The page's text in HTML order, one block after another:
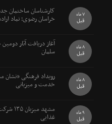
کارشناسان ساختمان
خراسان رضوی؛ نماد 7 ماه
قبل
آغاز دریافت آثار
سلمان 8 ماه
قبل
رویداد فرهنگی «نشان
خدمت و میزبانی 8 ماه
قبل
مشهد
غذایی 9 ماه
قبل